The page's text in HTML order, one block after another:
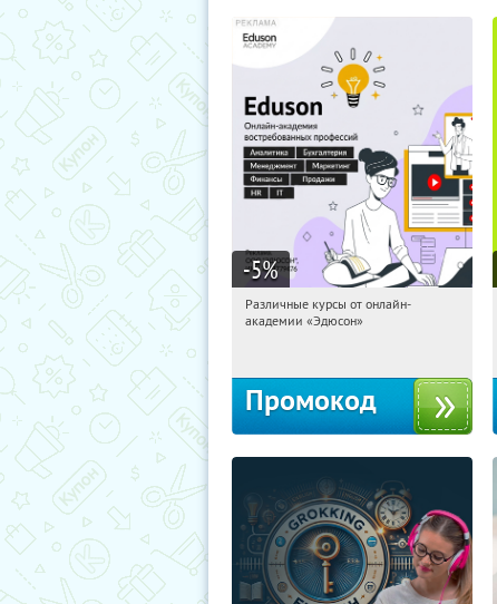
-5%
05:19:11 Получили:
Различные курсы от онлайн-
академии «Эдюсон»
Промокод